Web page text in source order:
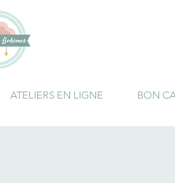
ATELIERS EN LIGNE BON